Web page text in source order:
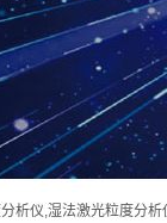
析仪,湿法激光粒度分析